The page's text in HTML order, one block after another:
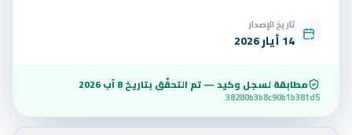
تاريخ الإصدار
14 أيار 2026
مطابقة لسجل وكيد — تم التحقّق بتاريخ8 آب 2026
38280b3b8c90b1b381d5